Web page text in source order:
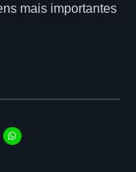
mais importantes